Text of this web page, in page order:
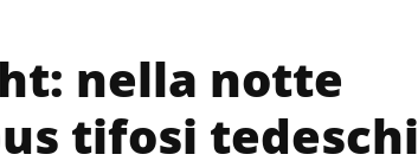
nella notte
tifosi tedeschi